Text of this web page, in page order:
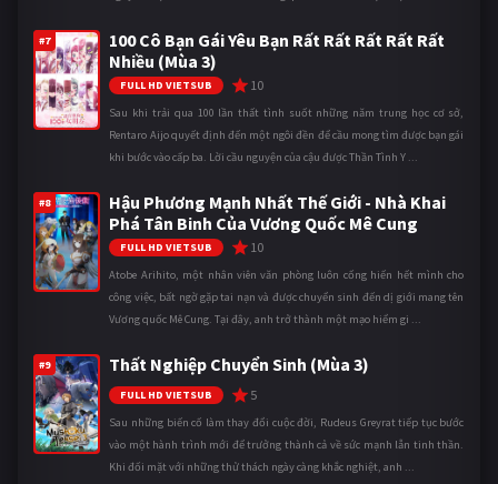
#7
100 Cô Bạn Gái Yêu Bạn Rất Rất Rất Rất Rất
Nhiều (Mùa 3)
FULL HD VIETSUB 10
Sau khi trải qua 100 lần thất tình suốt những năm trung học cơ sở,
Rentaro Aijo quyết định đến một ngôi đền để cầu mong tìm được bạn gái
khi bước vào cấp ba. Lời cầu nguyện của cậu được Thần Tình Y ...
#8
Hậu Phương Mạnh Nhất Thế Giới - Nhà Khai
Phá Tân Binh Của Vương Quốc Mê Cung
FULL HD VIETSUB 10
Atobe Arihito, một nhân viên văn phòng luôn cống hiến hết mình cho
công việc, bất ngờ gặp tai nạn và được chuyển sinh đến dị giới mang tên
Vương quốc Mê Cung. Tại đây, anh trở thành một mạo hiểm gi ...
#9 Thất Nghiệp Chuyển Sinh (Mùa 3)
FULL HD VIETSUB 5
Sau những biến cố làm thay đổi cuộc đời, Rudeus Greyrat tiếp tục bước
vào một hành trình mới để trưởng thành cả về sức mạnh lẫn tinh thần.
Khi đối mặt với những thử thách ngày càng khắc nghiệt, anh ...